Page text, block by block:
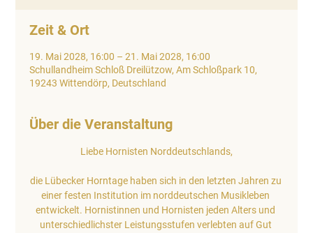
Zeit & Ort
19. Mai 2028, 16:00 – 21. Mai 2028, 16:00
Schullandheim Schloß Dreilützow, Am Schloßpark 10,
19243 Wittendörp, Deutschland
Über die Veranstaltung
Liebe Hornisten Norddeutschlands,
die Lübecker Horntage haben sich in den letzten Jahren zu
einer festen Institution im norddeutschen Musikleben
entwickelt. Hornistinnen und Hornisten jeden Alters und
unterschiedlichster Leistungsstufen verlebten auf Gut